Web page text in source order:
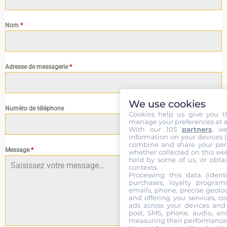
Nom *
Adresse de messagerie*
Numéro de téléphone
Message*
We use cookies
Cookies help us give you
manage your preferences at
With our 105 partners,
information on your devices
combine and share your
whether collected on this
held by some of us, or
contexts.
Processing this data
purchases, loyalty
emails, phone, precise
and offering you services,
ads across your devices
post, SMS, phone, audio,
measuring their